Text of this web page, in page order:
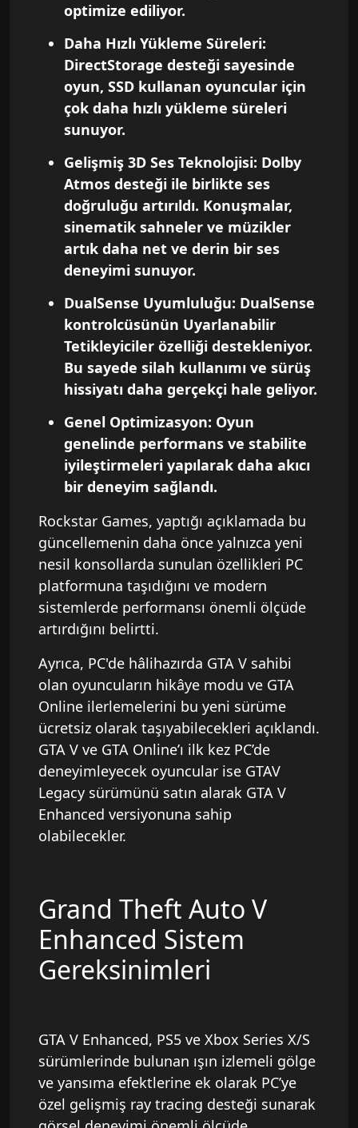
optimize ediliyor.
Daha Hızlı Yükleme Süreleri:
DirectStorage desteği sayesinde
oyun, SSD kullanan oyuncular için
çok daha hızlı yükleme süreleri
sunuyor.
Gelişmiş 3D Ses Teknolojisi: Dolby
Atmos desteği ile birlikte ses
doğruluğu artırıldı. Konuşmalar,
sinematik sahneler ve müzikler
artık daha net ve derin bir ses
deneyimi sunuyor.
DualSense Uyumluluğu: DualSense
kontrolcüsünün Uyarlanabilir
Tetikleyiciler özelliği destekleniyor.
Bu sayede silah kullanımı ve sürüş
hissiyatı daha gerçekçi hale geliyor.
Genel Optimizasyon: Oyun
genelinde performans ve stabilite
iyileştirmeleri yapılarak daha akıcı
bir deneyim sağlandı.
Rockstar Games, yaptığı açıklamada bu
güncellemenin daha önce yalnızca yeni
nesil konsollarda sunulan özellikleri PC
platformuna taşıdığını ve modern
sistemlerde performansı önemli ölçüde
artırdığını belirtti.
Ayrıca, PC'de hâlihazırda GTA V sahibi
olan oyuncuların hikâye modu ve GTA
Online ilerlemelerini bu yeni sürüme
ücretsiz olarak taşıyabilecekleri açıklandı.
GTA V ve GTA Online’ı ilk kez PC’de
deneyimleyecek oyuncular ise GTAV
Legacy sürümünü satın alarak GTA V
Enhanced versiyonuna sahip
olabilecekler.
Grand Theft Auto V
Enhanced Sistem
Gereksinimleri
GTA V Enhanced, PS5 ve Xbox Series X/S
sürümlerinde bulunan ışın izlemeli gölge
ve yansıma efektlerine ek olarak PC’ye
özel gelişmiş ray tracing desteği sunarak